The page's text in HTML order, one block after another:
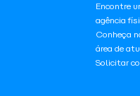
Encontre
agência
Conheça
área de
Solicitar